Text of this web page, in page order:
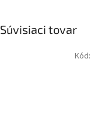
Súvisiaci tovar
Kód: